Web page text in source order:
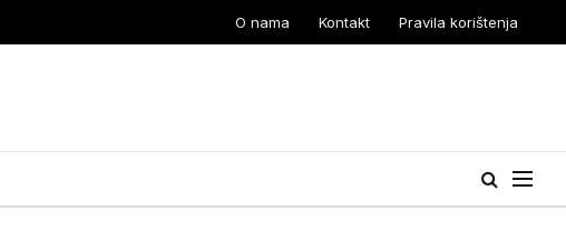
O nama Kontakt Pravila korištenja